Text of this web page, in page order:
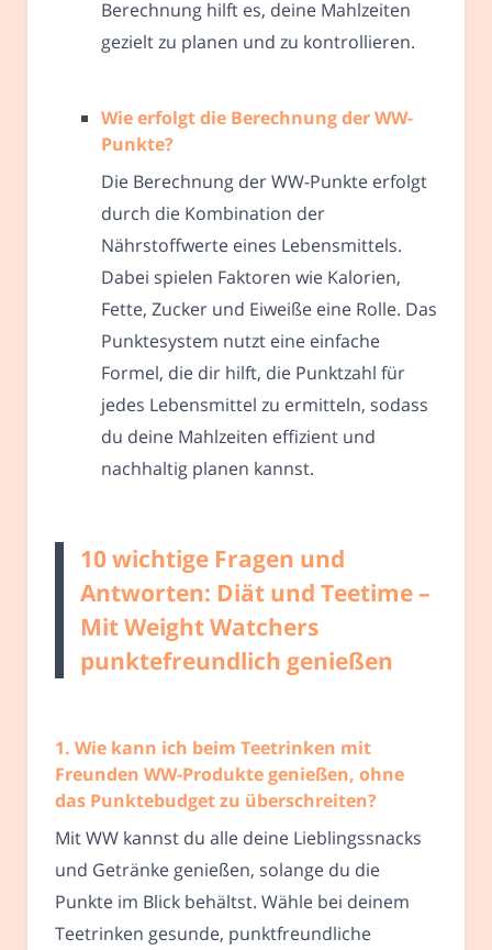
Berechnung hilft es, deine Mahlzeiten
gezielt zu planen und zu kontrollieren.
Wie erfolgt die Berechnung der WW-
Punkte?
Die Berechnung der WW-Punkte erfolgt
durch die Kombination der
Nährstoffwerte eines Lebensmittels.
Dabei spielen Faktoren wie Kalorien,
Fette, Zucker und Eiweiße eine Rolle. Das
Punktesystem nutzt eine einfache
Formel, die dir hilft, die Punktzahl für
jedes Lebensmittel zu ermitteln, sodass
du deine Mahlzeiten effizient und
nachhaltig planen kannst.
10 wichtige Fragen und
Antworten: Diät und Teetime –
Mit Weight Watchers
punktefreundlich genießen
1. Wie kann ich beim Teetrinken mit
Freunden WW-Produkte genießen, ohne
das Punktebudget zu überschreiten?
Mit WW kannst du alle deine Lieblingssnacks
und Getränke genießen, solange du die
Punkte im Blick behältst. Wähle bei deinem
Teetrinken gesunde, punktfreundliche